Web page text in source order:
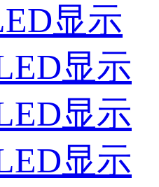
显示
显示
显示
显示